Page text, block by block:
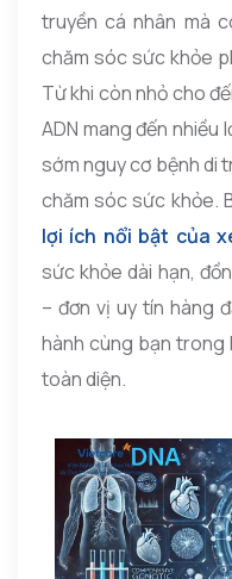
truyền cá nhân mà
chăm sóc sức khỏe
Từ khi còn nhỏ cho
ADN mang đến
sớm nguy cơ bệnh di
chăm sóc sức khỏe.
lợi ích nổi bật của
sức khỏe dài hạn,
– đơn vị uy tín hàng
hành cùng bạn trong
toàn diện.